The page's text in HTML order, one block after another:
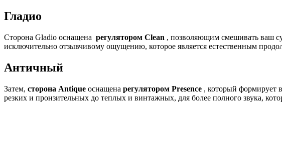
Гладио
Сторона Gladio оснащена регулятором Clean , позволяющим смешивать ваш
исключительно отзывчивому ощущению, которое является естественным
Античный
Затем, сторона Antique оснащена регулятором Presence , который формирует
резких и пронзительных до теплых и винтажных, для более полного звука,